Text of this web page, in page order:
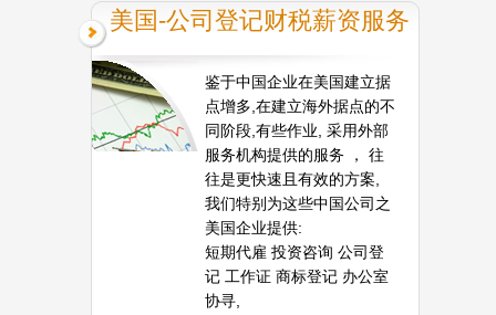
美国-公司登记财税薪资服务
鉴于中国企业在美国建立据
点增多,在建立海外据点的不
同阶段,有些作业, 采用外部
服务机构提供的服务 ， 往
往是更快速且有效的方案,
我们特别为这些中国公司之
美国企业提供:
短期代雇 投资咨询 公司登
记 工作证 商标登记 办公室
协寻,